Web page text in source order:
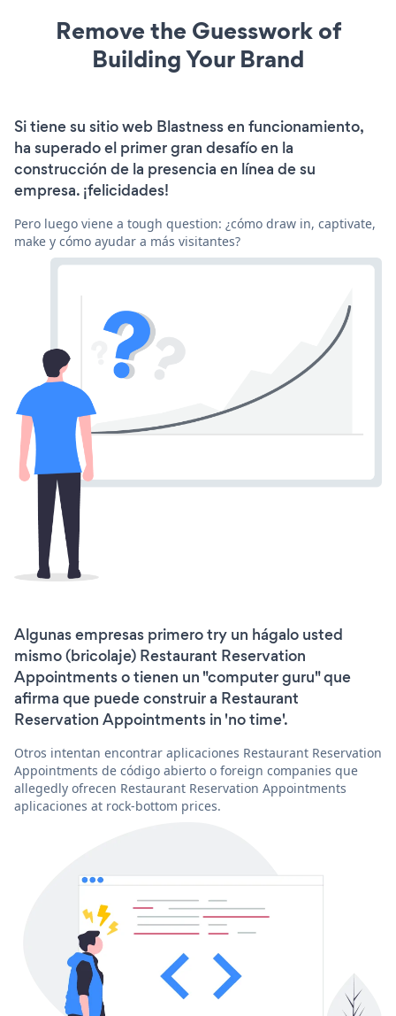
Remove the Guesswork of
Building Your Brand
Si tiene su sitio web Blastness en funcionamiento,
ha superado el primer gran desafío en la
construcción de la presencia en línea de su
empresa. ¡felicidades!
Pero luego viene a tough question: ¿cómo draw in, captivate,
make y cómo ayudar a más visitantes?
Algunas empresas primero try un hágalo usted
mismo (bricolaje) Restaurant Reservation
Appointments o tienen un "computer guru" que
afirma que puede construir a Restaurant
Reservation Appointments in 'no time'.
Otros intentan encontrar aplicaciones Restaurant Reservation
Appointments de código abierto o foreign companies que
allegedly ofrecen Restaurant Reservation Appointments
aplicaciones at rock-bottom prices.